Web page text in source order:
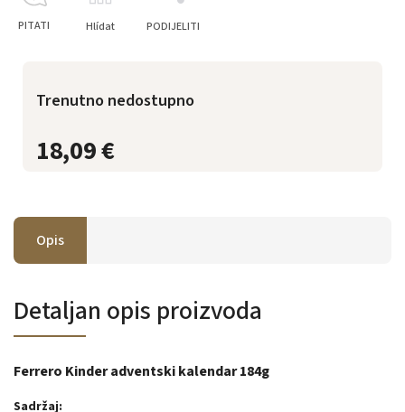
18,09 €
Trenutno nedostupno
PITATI Hlídat PODIJELITI
Opis
Detaljan opis proizvoda
Ferrero Kinder adventski kalendar 184g
Sadržaj: